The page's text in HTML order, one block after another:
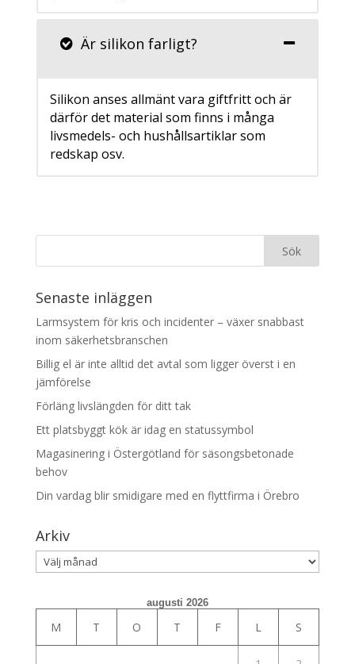
Är silikon farligt?
Silikon anses allmänt vara giftfritt och är
därför det material som finns i många
livsmedels- och hushållsartiklar som
redskap osv.
Senaste inläggen
Larmsystem för kris och incidenter – växer snabbast
inom säkerhetsbranschen
Billig el är inte alltid det avtal som ligger överst i en
jämförelse
Förläng livslängden för ditt tak
Ett platsbyggt kök är idag en statussymbol
Magasinering i Östergötland för säsongsbetonade
behov
Din vardag blir smidigare med en flyttfirma i Örebro
Arkiv
Arkiv
augusti 2026
M T O T F L S